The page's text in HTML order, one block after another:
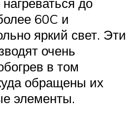
60C и
яркий свет. Эти
очень
в том
обращены их
элементы.